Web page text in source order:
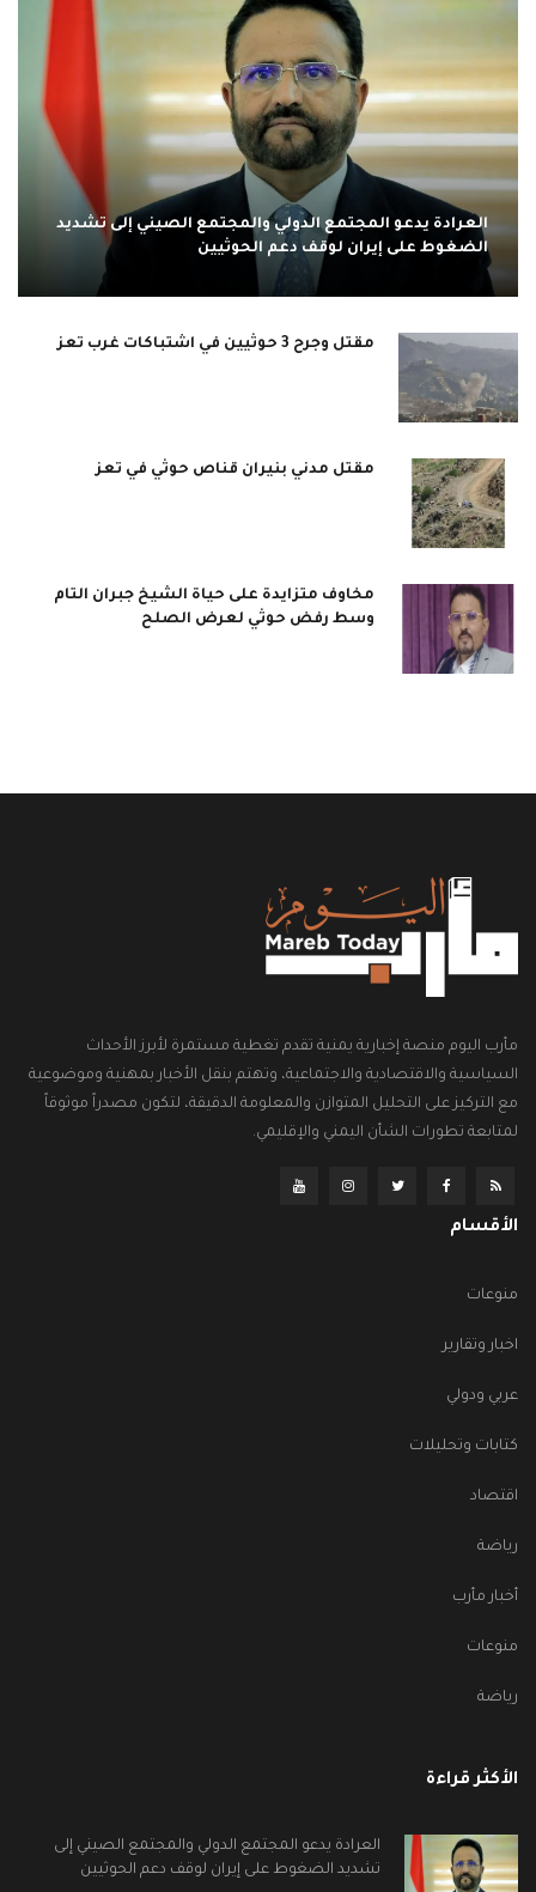
العرادة يدعو المجتمع الدولي والمجتمع الصيني إلى تشديد
الضغوط على إيران لوقف دعم الحوثيين
مقتل وجرح 3 حوثيين في اشتباكات غرب تعز
مقتل مدني بنيران قناص حوثي في تعز
مخاوف متزايدة على حياة الشيخ جبران التام
وسط رفض حوثي لعرض الصلح
مأرب اليوم منصة إخبارية يمنية تقدم تغطية مستمرة لأبرز الأحداث
السياسية والاقتصادية والاجتماعية، وتهتم بنقل الأخبار بمهنية وموضوعية
مع التركيز على التحليل المتوازن والمعلومة الدقيقة، لتكون مصدراً موثوقاً
لمتابعة تطورات الشأن اليمني والإقليمي.
الأقسام
منوعات
اخبار وتقارير
عربي ودولي
كتابات وتحليلات
اقتصاد
رياضة
أخبار مأرب
منوعات
رياضة
الأكثر قراءة
العرادة يدعو المجتمع الدولي والمجتمع الصيني إلى
تشديد الضغوط على إيران لوقف دعم الحوثيين